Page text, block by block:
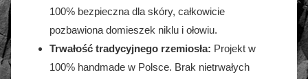
100% bezpieczna dla skóry, całkowicie
pozbawiona domieszek niklu i ołowiu.
Trwałość tradycyjnego rzemiosła: Projekt w
100% handmade w Polsce. Brak nietrwałych